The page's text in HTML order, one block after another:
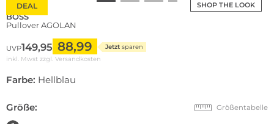
SHOP THE LOOK
DEAL
BOSS
Pullover AGOLAN
UVP149,95 88,99 Jetzt sparen
inkl. Mwst zzgl. Versandkosten
Farbe: Hellblau
Größe: Größentabelle